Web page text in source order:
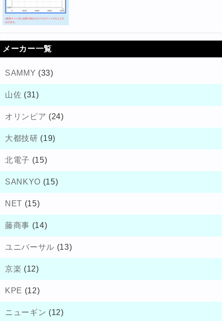
メーカー一覧
SAMMY (33)
山佐 (31)
オリンピア (24)
大都技研 (19)
北電子 (15)
SANKYO (15)
NET (15)
藤商事 (14)
ユニバーサル (13)
京楽 (12)
KPE (12)
ニューギン (12)